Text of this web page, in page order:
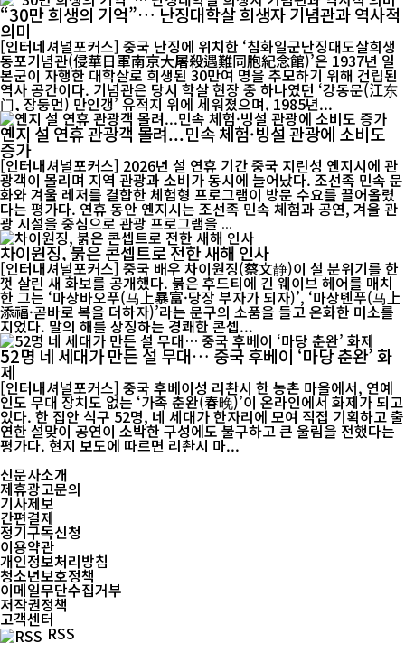
“30만 희생의 기억”… 난징대학살 희생자 기념관과 역사적
의미
[인터네셔널포커스] 중국 난징에 위치한 ‘침화일군난징대도살희생
동포기념관(侵華日軍南京大屠殺遇難同胞紀念館)’은 1937년 일
본군이 자행한 대학살로 희생된 30만여 명을 추모하기 위해 건립된
역사 공간이다. 기념관은 당시 학살 현장 중 하나였던 ‘강동문(江东
门, 장둥먼) 만인갱’ 유적지 위에 세워졌으며, 1985년...
옌지 설 연휴 관광객 몰려...민속 체험·빙설 관광에 소비도
증가
[인터내셔널포커스] 2026년 설 연휴 기간 중국 지린성 옌지시에 관
광객이 몰리며 지역 관광과 소비가 동시에 늘어났다. 조선족 민속 문
화와 겨울 레저를 결합한 체험형 프로그램이 방문 수요를 끌어올렸
다는 평가다. 연휴 동안 옌지시는 조선족 민속 체험과 공연, 겨울 관
광 시설을 중심으로 관광 프로그램을 ...
차이원징, 붉은 콘셉트로 전한 새해 인사
[인터내셔널포커스] 중국 배우 차이원징(蔡文静)이 설 분위기를 한
껏 살린 새 화보를 공개했다. 붉은 후드티에 긴 웨이브 헤어를 매치
한 그는 ‘마상바오푸(马上暴富·당장 부자가 되자)’, ‘마상톈푸(马上
添福·곧바로 복을 더하자)’라는 문구의 소품을 들고 온화한 미소를
지었다. 말의 해를 상징하는 경쾌한 콘셉...
52명 네 세대가 만든 설 무대… 중국 후베이 ‘마당 춘완’ 화
제
[인터내셔널포커스] 중국 후베이성 리촨시 한 농촌 마을에서, 연예
인도 무대 장치도 없는 ‘가족 춘완(春晚)’이 온라인에서 화제가 되고
있다. 한 집안 식구 52명, 네 세대가 한자리에 모여 직접 기획하고 출
연한 설맞이 공연이 소박한 구성에도 불구하고 큰 울림을 전했다는
평가다. 현지 보도에 따르면 리촨시 마...
신문사소개
제휴광고문의
기사제보
간편결제
정기구독신청
이용약관
개인정보처리방침
청소년보호정책
이메일무단수집거부
저작권정책
고객센터
RSS